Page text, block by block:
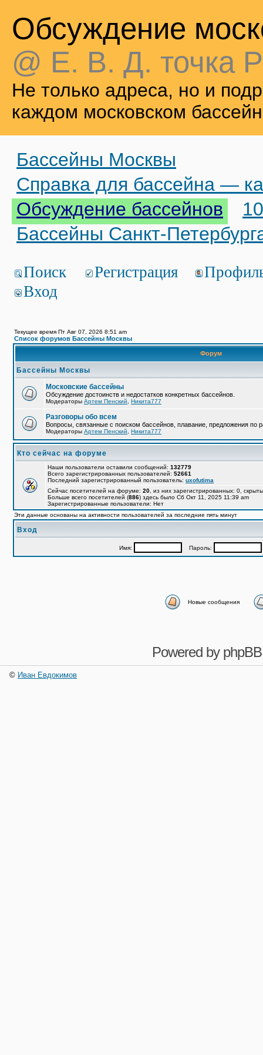
Обсуждение
@ Е. В. Д. точка
Не только адреса, но и
каждом московском
Бассейны Москвы
Справка для бассейна —
Обсуждение бассейнов
Бассейны Санкт-
Поиск Регистрация
Вход
Текущее время Пт Авг 07, 2026 8:51 am
Список форумов Бассейны Москвы
Форум
Бассейны Москвы
Московские бассейны
Обсуждение достоинств и недостатков конкретных бассейнов.
Модераторы Артем Пенский Никита777
Разговоры обо всем
Вопросы, связанные с поиском бассейнов, плавание, предложения по
Модераторы Артем Пенский Никита777
Кто сейчас на форуме
Наши пользователи оставили сообщений: 132779
Всего зарегистрированных пользователей: 52661
Последний зарегистрированный пользователь: uxofutima
Сейчас посетителей на форуме: 20 , из них зарегистрированных: 0,
Больше всего посетителей (886) здесь было Сб Окт 11, 2025 11:39 am
Зарегистрированные пользователи: Нет
Эти данные основаны на активности пользователей за последние пять минут
Вход
Имя: Пароль:
Новые сообщения
Powered by phpBB
© Иван Евдокимов